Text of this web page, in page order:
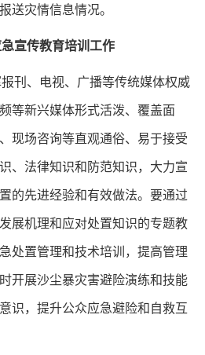
送灾情信息情况。
宣传教育培训工作
、电视、广播等传统媒体权威
等新兴媒体形式活泼、覆盖面
现场咨询等直观通俗、易于接受
、法律知识和防范知识，大力宣
的先进经验和有效做法。要通过
展机理和应对处置知识的专题教
处置管理和技术培训，提高管理
开展沙尘暴灾害避险演练和技能
识，提升公众应急避险和自救互